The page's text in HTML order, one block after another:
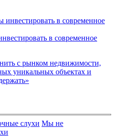
в современное
с рынком недвижимости,
уникальных объектах и
Мы не